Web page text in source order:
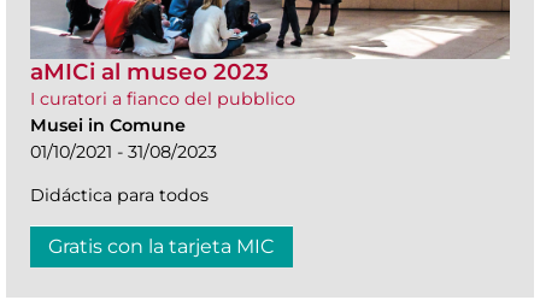
aMICi al museo 2023
I curatori a fianco del pubblico
Musei in Comune
01/10/2021 - 31/08/2023
Didáctica para todos
Gratis con la tarjeta MIC